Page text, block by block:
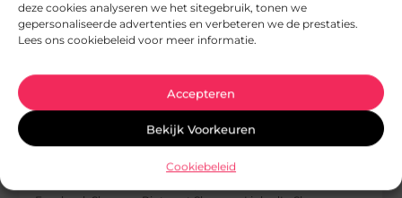
deze cookies analyseren we het sitegebruik, tonen we
gepersonaliseerde advertenties en verbeteren we de prestaties.
Lees ons cookiebeleid voor meer informatie.
Accepteren
Bekijk Voorkeuren
Cookiebeleid
Geniet van een ontspannen zeiltocht met
zeilbootverhuur in Heeg